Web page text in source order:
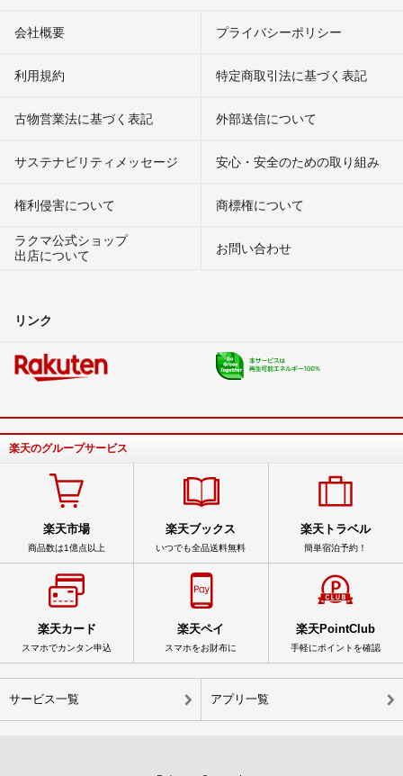
会社概要 プライバシーポリシー
利用規約 特定商取引法に基づく表記
古物営業法に基づく表記 外部送信について
サステナビリティメッセージ 安心・安全のための取り組み
権利侵害について
商標権について
ラクマ公式ショップ
出店について
お問い合わせ
リンク
楽天のグループサービス
楽天市場
商品数は1億点以上
楽天ブックス
いつでも全品送料無料
楽天トラベル
簡単宿泊予約！
楽天カード
スマホでカンタン申込
楽天ペイ
スマホをお財布に
楽天PointClub
手軽にポイントを確認
サービス一覧 アプリ一覧